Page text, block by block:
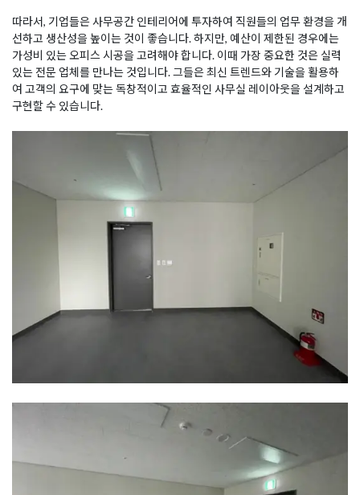
따라서, 기업들은 사무공간 인테리어에 투자하여 직원들의 업무 환경을 개
선하고 생산성을 높이는 것이 좋습니다. 하지만, 예산이 제한된 경우에는
가성비 있는 오피스 시공을 고려해야 합니다. 이때 가장 중요한 것은 실력
있는 전문 업체를 만나는 것입니다. 그들은 최신 트렌드와 기술을 활용하
여 고객의 요구에 맞는 독창적이고 효율적인 사무실 레이아웃을 설계하고
구현할 수 있습니다.